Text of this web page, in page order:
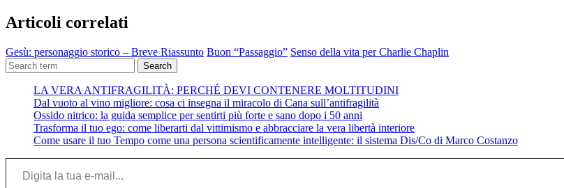
Articoli correlati
Gesù: personaggio storico – Breve Riassunto Buon “Passaggio” Senso della vita per Charlie Chaplin
Search
LA VERA ANTIFRAGILITÀ: PERCHÉ DEVI CONTENERE MOLTITUDINI
Dal vuoto al vino migliore: cosa ci insegna il miracolo di Cana sull’antifragilità
Ossido nitrico: la guida semplice per sentirti più forte e sano dopo i 50 anni
Trasforma il tuo ego: come liberarti dal vittimismo e abbracciare la vera libertà interiore
Come usare il tuo Tempo come una persona scientificamente intelligente: il sistema Dis/Co di Marco Costanzo
Digita la tua e-mail...